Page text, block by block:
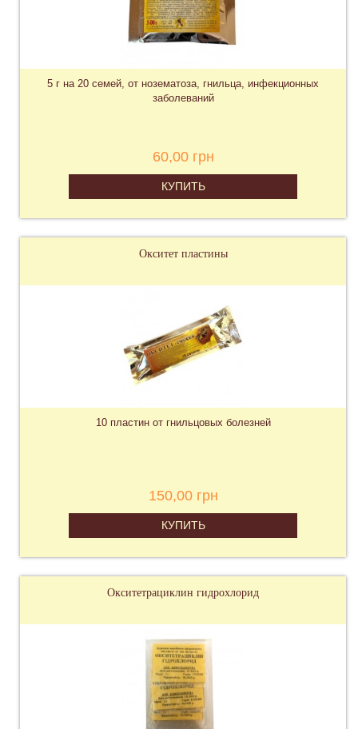
5 г на 20 семей, от нозематоза, гнильца, инфекционных
заболеваний
60,00 грн
КУПИТЬ
Окситет пластины
10 пластин от гнильцовых болезней
150,00 грн
КУПИТЬ
Окситетрациклин гидрохлорид